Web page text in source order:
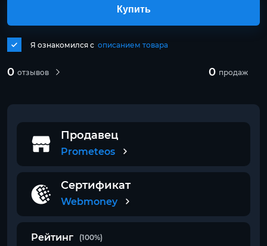
0 отзывов 0 продаж
Я ознакомился с описанием товара
Купить
Продавец
Prometeos
Сертификат
Webmoney
Рейтинг (100%)